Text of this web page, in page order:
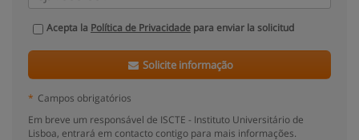
Acepta la Política de Privacidade para enviar la solicitud
Solicite informação
* Campos obrigatórios
Em breve um responsável de ISCTE - Instituto Universitário de
Lisboa, entrará em contacto contigo para mais informações.